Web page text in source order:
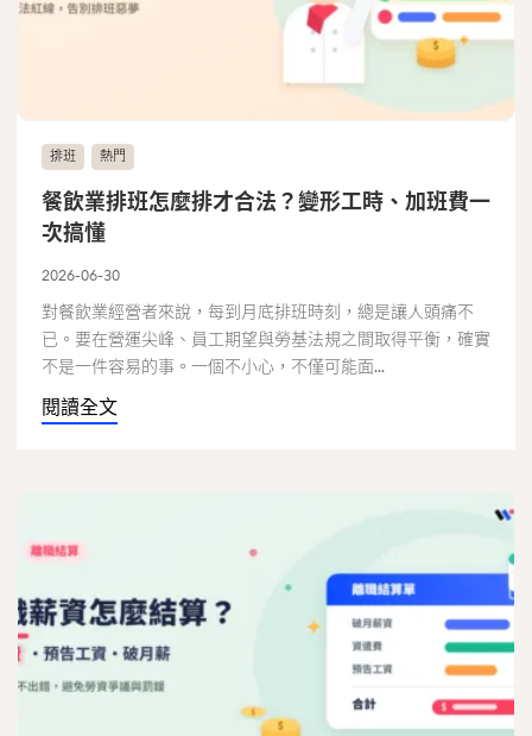
排班 熱門
餐飲業排班怎麼排才合法？變形工時、加班費一
次搞懂
2026-06-30
對餐飲業經營者來說，每到月底排班時刻，總是讓人頭痛不
已。要在營運尖峰、員工期望與勞基法規之間取得平衡，確實
不是一件容易的事。一個不小心，不僅可能面...
閱讀全文